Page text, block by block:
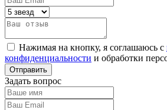
Нажимая на кнопку, я соглашаюсь с
конфиденциальности и обработки
Задать вопрос